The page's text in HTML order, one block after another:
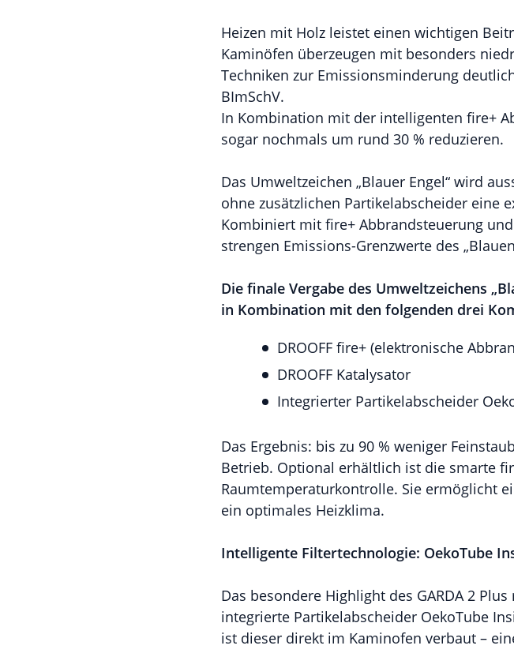
Heizen mit Holz leistet einen wichtigen
Kaminöfen überzeugen mit besonders
Techniken zur Emissionsminderung
BImSchV.
In Kombination mit der intelligenten fire+
sogar nochmals um rund 30 % reduzieren.
Das Umweltzeichen „Blauer Engel“ wird
ohne zusätzlichen Partikelabscheider eine
Kombiniert mit fire+ Abbrandsteuerung und
strengen Emissions-Grenzwerte des
Die finale Vergabe des Umweltzeichens
in Kombination mit den folgenden drei
DROOFF fire+ (elektronische
DROOFF Katalysator
Integrierter Partikelabscheider
Das Ergebnis: bis zu 90 % weniger
Betrieb. Optional erhältlich ist die smarte
Raumtemperaturkontrolle. Sie ermöglicht
ein optimales Heizklima.
Intelligente Filtertechnologie: OekoTube
Das besondere Highlight des GARDA 2
integrierte Partikelabscheider OekoTube
ist dieser direkt im Kaminofen verbaut –